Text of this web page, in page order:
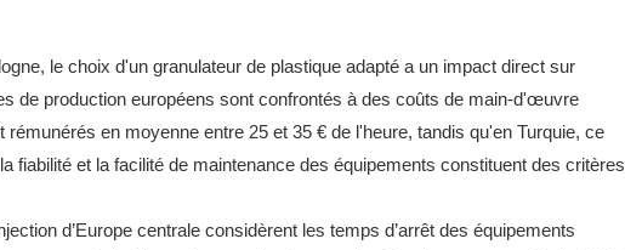
le choix d'un granulateur de plastique adapté a un impact direct sur
de production européens sont confrontés à des coûts de main-d'œuvre
en moyenne entre 25 et 35 € de l'heure, tandis qu'en Turquie, ce
fiabilité et la facilité de maintenance des équipements constituent des critères
d’Europe centrale considèrent les temps d’arrêt des équipements